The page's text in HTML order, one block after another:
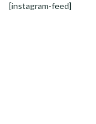
[instagram-feed]